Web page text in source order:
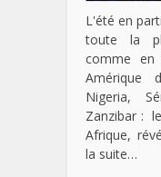
L'été en
toute la
comme en
Amérique
Nigeria,
Zanzibar :
Afrique,
la suite…